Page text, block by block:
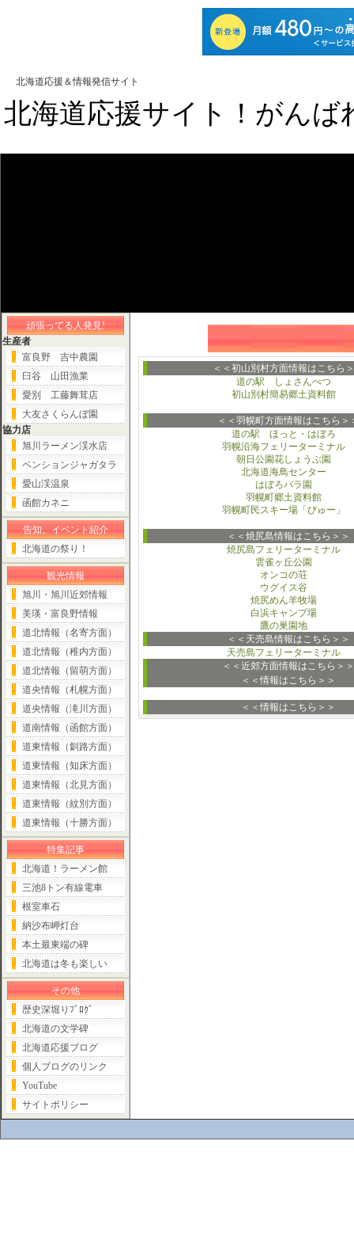
北海道応援＆情報発信サイト
北海道応援サイト！がんば
頑張ってる人発見!
生産者
富良野 吉中農園
臼谷 山田漁業
愛別 工藤舞茸店
大友さくらんぼ園
協力店
旭川ラーメン渓水店
ペンションジャガタラ
愛山渓温泉
函館カネニ
告知、イベント紹介
北海道の祭り！
観光情報
旭川・旭川近郊情報
美瑛・富良野情報
道北情報（名寄方面）
道北情報（稚内方面）
道北情報（留萌方面）
道央情報（札幌方面）
道央情報（滝川方面）
道南情報（函館方面）
道東情報（釧路方面）
道東情報（知床方面）
道東情報（北見方面）
道東情報（紋別方面）
道東情報（十勝方面）
特集記事
北海道！ラーメン館
三池8トン有線電車
根室車石
納沙布岬灯台
本土最東端の碑
北海道は冬も楽しい
その他
歴史深堀りﾌﾞﾛｸﾞ
北海道の文学碑
北海道応援ブログ
個人ブログのリンク
YouTube
サイトポリシー
＜＜初山別村方面情報はこちら
道の駅 しょさんべつ
初山別村簡易郷土資料館
＜＜羽幌町方面情報はこちら＞
道の駅 ほっと・はぼろ
羽幌沿海フェリーターミナル
朝日公園花しょうぶ園
北海道海鳥センター
はぼろバラ園
羽幌町郷土資料館
羽幌町民スキー場「びゅー」
＜＜焼尻島情報はこちら＞＞
焼尻島フェリーターミナル
雲雀ヶ丘公園
オンコの荘
ウグイス谷
焼尻めん羊牧場
白浜キャンプ場
鷹の巣園地
＜＜天売島情報はこちら＞＞
天売島フェリーターミナル
＜＜近郊方面情報はこちら＞＞
＜＜情報はこちら＞＞
＜＜情報はこちら＞＞